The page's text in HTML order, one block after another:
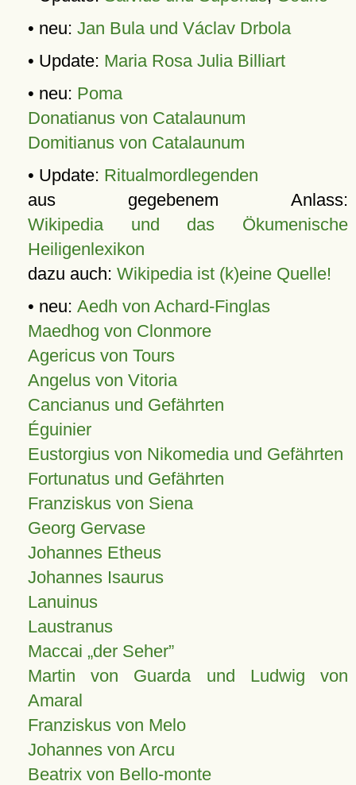
• neu: Jan Bula und Václav Drbola
• Update: Maria Rosa Julia Billiart
• neu: Poma
Donatianus von Catalaunum
Domitianus von Catalaunum
• Update: Ritualmordlegenden
aus gegebenem Anlass:
Wikipedia und das Ökumenische
Heiligenlexikon
dazu auch: Wikipedia ist (k)eine Quelle!
• neu: Aedh von Achard-Finglas
Maedhog von Clonmore
Agericus von Tours
Angelus von Vitoria
Cancianus und Gefährten
Éguinier
Eustorgius von Nikomedia und Gefährten
Fortunatus und Gefährten
Franziskus von Siena
Georg Gervase
Johannes Etheus
Johannes Isaurus
Lanuinus
Laustranus
Maccai „der Seher”
Martin von Guarda und Ludwig von
Amaral
Franziskus von Melo
Johannes von Arcu
Beatrix von Bello-monte